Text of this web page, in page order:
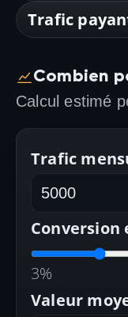
Trafic
Combien
Calcul estimé
Trafic
Conversion
3%
Valeur